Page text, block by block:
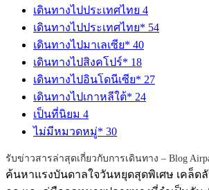
เดินทางไปประเทศไทย 4
เดินทางไปประเทศไทย* 54
เดินทางไปมาเลเซีย* 40
เดินทางไปสิงคโปร์* 18
เดินทางไปอินโดนีเซีย* 27
เดินทางไปเกาหลีใต้* 24
เป็นที่นิยม 4
ไม่มีหมวดหมู่* 30
รับข่าวสารล่าสุดเกี่ยวกับการเดินทาง – Blog
ค้นหาแรงบันดาลใจวันหยุดสุดพิเศษ เคล็ด